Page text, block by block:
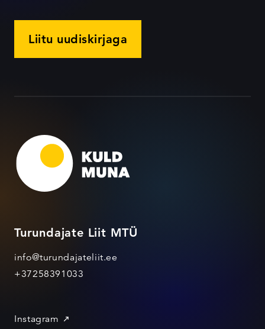
Liitu uudiskirjaga
Turundajate Liit MTÜ
info@turundajateliit.ee
+37258391033
Instagram